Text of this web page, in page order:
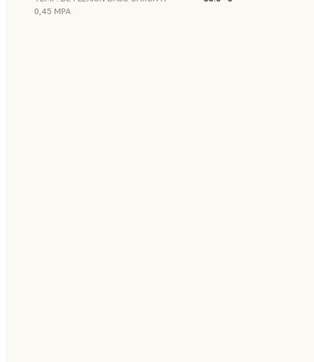
0,45 MPA